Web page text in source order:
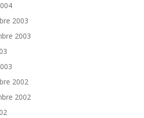
2003
2003
2002
2002